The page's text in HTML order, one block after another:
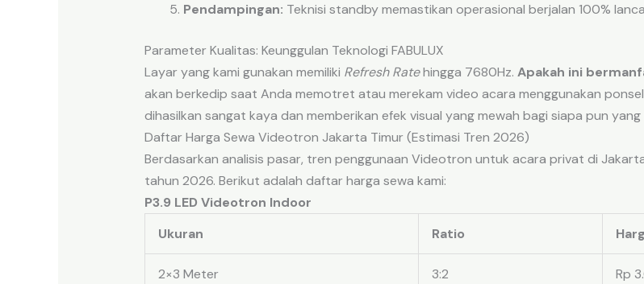
Pendampingan: Teknisi standby memastikan operasional berjalan 100%
Parameter Kualitas: Keunggulan Teknologi FABULUX
Layar yang kami gunakan memiliki Refresh Ratehingga 7680Hz. Apakah ini
akan berkedip saat Anda memotret atau merekam video acara menggunakan
dihasilkan sangat kaya dan memberikan efek visual yang mewah bagi siapa pun
Daftar Harga Sewa Videotron Jakarta Timur (Estimasi Tren 2026)
Berdasarkan analisis pasar, tren penggunaan Videotron untuk acara privat di
tahun 2026. Berikut adalah daftar harga sewa kami:
P3.9 LED Videotron Indoor
Ukuran
Ratio
2×3 Meter 3:2 Rp